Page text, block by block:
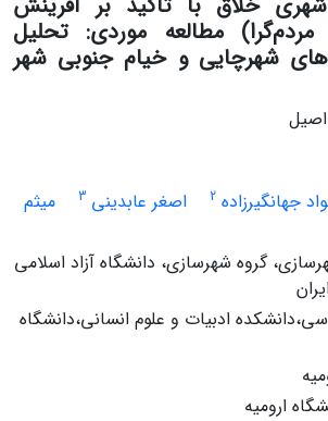
مطالعه موردی: تحلیل
شهرچایی و خیام جنوبی شهر
جهانگیرزاده 2 اصغر عابدینی 3
میثم
گروه شهرسازی، دانشگاه آزاد اسلامی
ادبیات و علوم انسانی،دانشگاه
ارومیه